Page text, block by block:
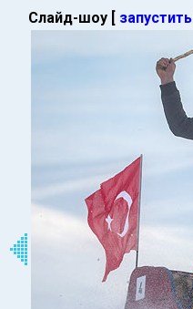
Слайд-шоу [ запустить